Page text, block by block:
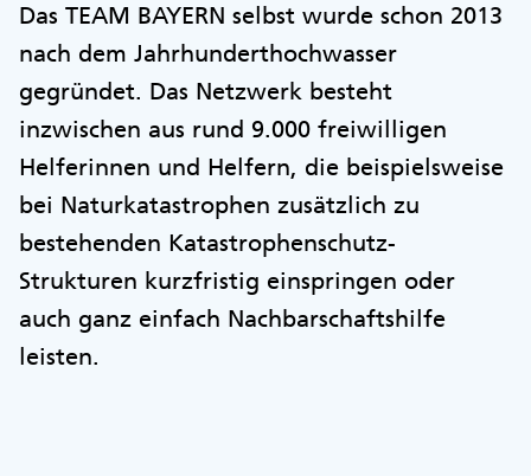
Das TEAM BAYERN selbst wurde schon 2013
nach dem Jahrhunderthochwasser
gegründet. Das Netzwerk besteht
inzwischen aus rund 9.000 freiwilligen
Helferinnen und Helfern, die beispielsweise
bei Naturkatastrophen zusätzlich zu
bestehenden Katastrophenschutz-
Strukturen kurzfristig einspringen oder
auch ganz einfach Nachbarschaftshilfe
leisten.